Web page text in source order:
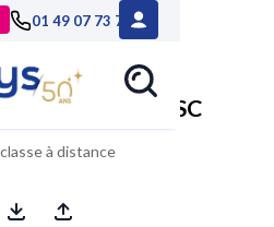
01 49 07 73 73
personnel
la méthode DESC
la méthode DESC
à distance